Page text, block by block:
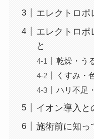
エレクトロポ
エレクトロポ
と
乾燥・う
くすみ・
ハリ不足
イオン導入と
施術前に知っ